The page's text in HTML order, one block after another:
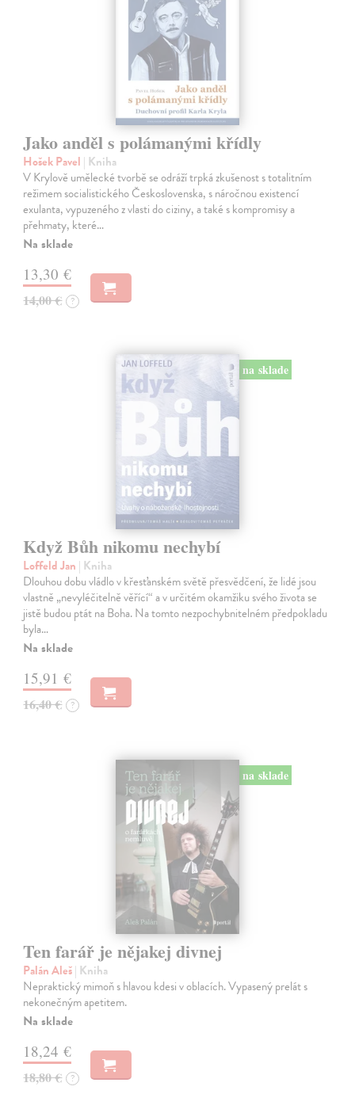
Jako anděl s polámanými křídly
Hošek Pavel | Kniha
V Krylově umělecké tvorbě se odráží trpká zkušenost s totalitním
režimem socialistického Československa, s náročnou existencí
exulanta, vypuzeného z vlasti do ciziny, a také s kompromisy a
přehmaty, které…
Na sklade
13,30 €
14,00 € ?
na sklade
Když Bůh nikomu nechybí
Loffeld Jan | Kniha
Dlouhou dobu vládlo v křesťanském světě přesvědčení, že lidé jsou
vlastně „nevyléčitelně věřící“ a v určitém okamžiku svého života se
jistě budou ptát na Boha. Na tomto nezpochybnitelném předpokladu
byla…
Na sklade
15,91 €
16,40 € ?
na sklade
Ten farář je nějakej divnej
Palán Aleš| Kniha
Nepraktický mimoň s hlavou kdesi v oblacích. Vypasený prelát s
nekonečným apetitem.
Na sklade
18,24 €
18,80 € ?